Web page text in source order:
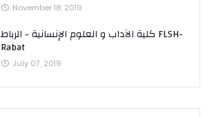
November 18, 2019
كلية الآداب و العلوم الإنسانية - الرباط FLSH-
Rabat
July 07, 2019